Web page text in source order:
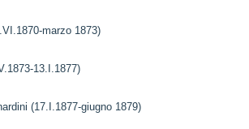
marzo 1873)
13.I.1877)
(17.I.1877-giugno 1879)